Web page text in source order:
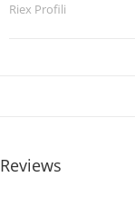
Riex Profili
Reviews